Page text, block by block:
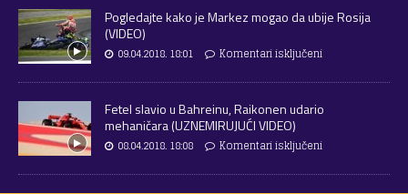
Pogledajte kako je Markez mogao da ubije Rosija
(VIDEO)
09.04.2018. 18:01 Komentari isključeni
Fetel slavio u Bahreinu, Raikonen udario
mehaničara (UZNEMIRUJUĆI VIDEO)
08.04.2018. 18:08 Komentari isključeni